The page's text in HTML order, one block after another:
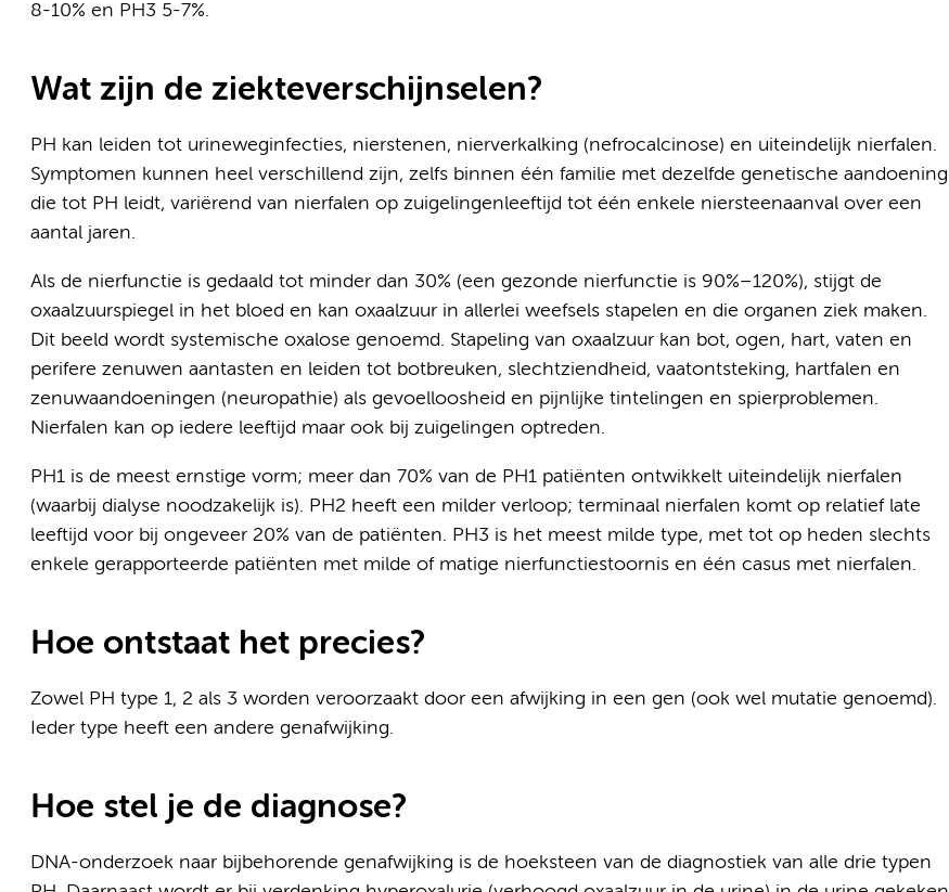
8-10% en PH3 5-7%.
Wat zijn de ziekteverschijnselen?
PH kan leiden tot urineweginfecties, nierstenen, nierverkalking (nefrocalcinose) en uiteindelijk nierfalen.
Symptomen kunnen heel verschillend zijn, zelfs binnen één familie met dezelfde genetische aandoening
die tot PH leidt, variërend van nierfalen op zuigelingenleeftijd tot één enkele niersteenaanval over een
aantal jaren.
Als de nierfunctie is gedaald tot minder dan 30% (een gezonde nierfunctie is 90%–120%), stijgt de
oxaalzuurspiegel in het bloed en kan oxaalzuur in allerlei weefsels stapelen en die organen ziek maken.
Dit beeld wordt systemische oxalose genoemd. Stapeling van oxaalzuur kan bot, ogen, hart, vaten en
perifere zenuwen aantasten en leiden tot botbreuken, slechtziendheid, vaatontsteking, hartfalen en
zenuwaandoeningen (neuropathie) als gevoelloosheid en pijnlijke tintelingen en spierproblemen.
Nierfalen kan op iedere leeftijd maar ook bij zuigelingen optreden.
PH1 is de meest ernstige vorm; meer dan 70% van de PH1 patiënten ontwikkelt uiteindelijk nierfalen
(waarbij dialyse noodzakelijk is). PH2 heeft een milder verloop; terminaal nierfalen komt op relatief late
leeftijd voor bij ongeveer 20% van de patiënten. PH3 is het meest milde type, met tot op heden slechts
enkele gerapporteerde patiënten met milde of matige nierfunctiestoornis en één casus met nierfalen.
Hoe ontstaat het precies?
Zowel PH type 1, 2 als 3 worden veroorzaakt door een afwijking in een gen (ook wel mutatie genoemd).
Ieder type heeft een andere genafwijking.
Hoe stel je de diagnose?
DNA-onderzoek naar bijbehorende genafwijking is de hoeksteen van de diagnostiek van alle drie typen